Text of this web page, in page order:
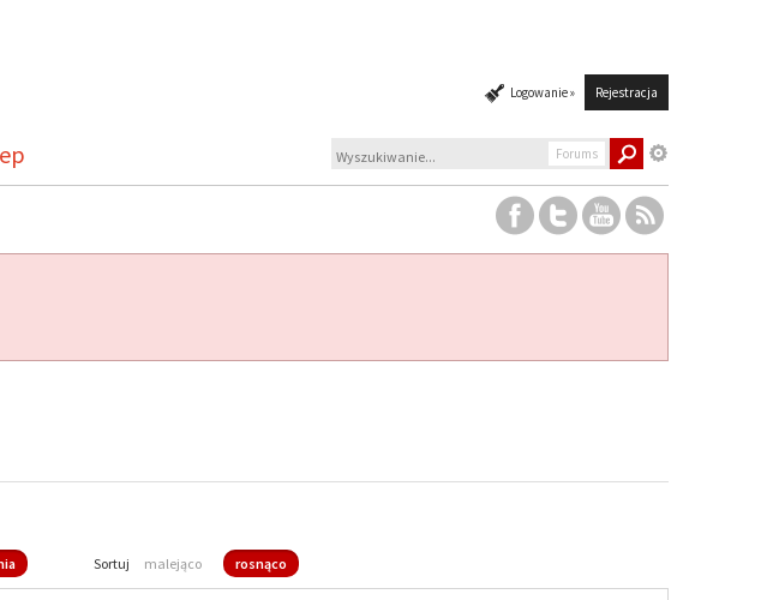
Logowanie » Rejestracja
Forums
Sortuj malejąco rosnąco